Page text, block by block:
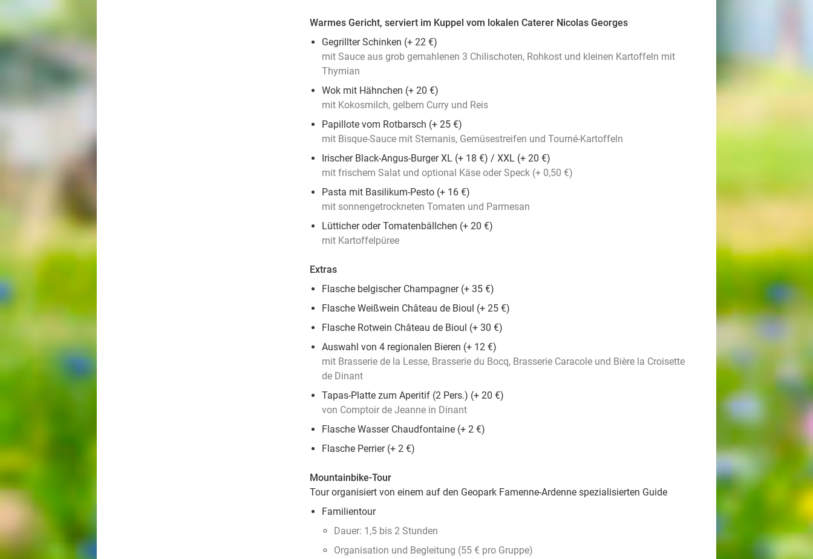
Warmes Gericht, serviert im Kuppel vom lokalen Caterer Nicolas Georges
Gegrillter Schinken (+ 22 €)
mit Sauce aus grob gemahlenen 3 Chilischoten, Rohkost und kleinen Kartoffeln mit
Thymian
Wok mit Hähnchen (+ 20 €)
mit Kokosmilch, gelbem Curry und Reis
Papillote vom Rotbarsch (+ 25 €)
mit Bisque-Sauce mit Sternanis, Gemüsestreifen und Tourné-Kartoffeln
Irischer Black-Angus-Burger XL (+ 18 €) / XXL (+ 20 €)
mit frischem Salat und optional Käse oder Speck (+ 0,50 €)
Pasta mit Basilikum-Pesto (+ 16 €)
mit sonnengetrockneten Tomaten und Parmesan
Lütticher oder Tomatenbällchen (+ 20 €)
mit Kartoffelpüree
Extras
Flasche belgischer Champagner (+ 35 €)
Flasche Weißwein Château de Bioul (+ 25 €)
Flasche Rotwein Château de Bioul (+ 30 €)
Auswahl von 4 regionalen Bieren (+ 12 €)
mit Brasserie de la Lesse, Brasserie du Bocq, Brasserie Caracole und Bière la Croisette
de Dinant
Tapas-Platte zum Aperitif (2 Pers.) (+ 20 €)
von Comptoir de Jeanne in Dinant
Flasche Wasser Chaudfontaine (+ 2 €)
Flasche Perrier (+ 2 €)
Mountainbike-Tour
Tour organisiert von einem auf den Geopark Famenne-Ardenne spezialisierten Guide
Familientour
Dauer: 1,5 bis 2 Stunden
Organisation und Begleitung (55 € pro Gruppe)